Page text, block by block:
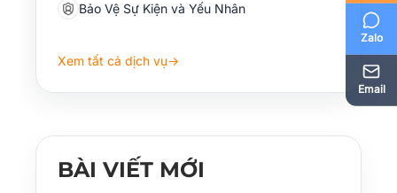
Zalo
Email
Bảo Vệ Sự Kiện và Yếu Nhân
Xem tất cả dịch vụ→
BÀI VIẾT MỚI